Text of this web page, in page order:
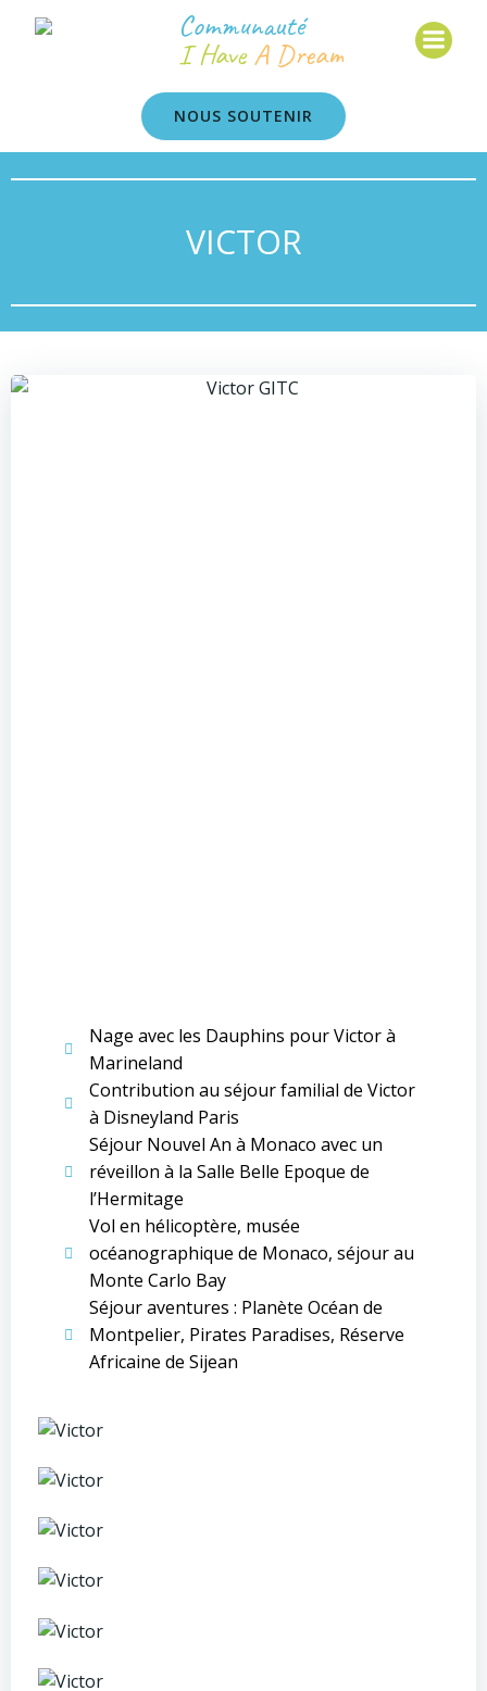
Communauté
I Have A Dream
NOUS SOUTENIR
VICTOR
Nage avec les Dauphins pour Victor à
Marineland
Contribution au séjour familial de Victor
à Disneyland Paris
Séjour Nouvel An à Monaco avec un
réveillon à la Salle Belle Epoque de
l’Hermitage
Vol en hélicoptère, musée
océanographique de Monaco, séjour au
Monte Carlo Bay
Séjour aventures : Planète Océan de
Montpelier, Pirates Paradises, Réserve
Africaine de Sijean